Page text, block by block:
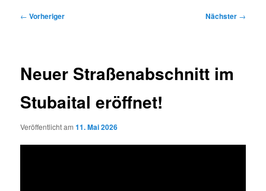
Beitragsnavigation
← Vorheriger Nächster →
Neuer Straßenabschnitt im
Stubaital eröffnet!
Veröffentlicht am11. Mai 2026